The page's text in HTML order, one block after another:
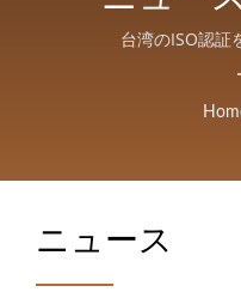
台湾のISO認証
ニュース